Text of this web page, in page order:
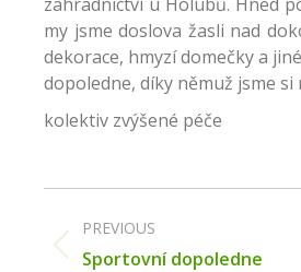
my jsme doslova žasli nad
dekorace, hmyzí domečky a
dopoledne, díky němuž jsme
kolektiv zvýšené péče
navigation
PREVIOUS
Previous
Sportovní dopoledne